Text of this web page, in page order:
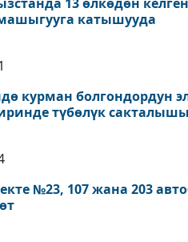
катышууда
курман болгондордун
түбөлүк
№23, 107 жана 203